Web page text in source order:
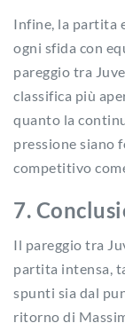
Infine, la partita
ogni sfida con
pareggio tra
classifica più
quanto la
pressione siano
competitivo
7.
Il pareggio tra
partita intensa,
spunti sia dal
ritorno di